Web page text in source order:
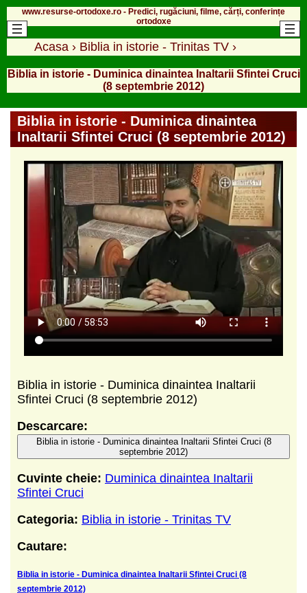
www.resurse-ortodoxe.ro - Predici, rugăciuni, filme, cărți, conferințe
ortodoxe
Acasa › Biblia in istorie - Trinitas TV ›
Biblia in istorie - Duminica dinaintea Inaltarii Sfintei Cruci
(8 septembrie 2012)
Biblia in istorie - Duminica dinaintea
Inaltarii Sfintei Cruci (8 septembrie 2012)
Biblia in istorie - Duminica dinaintea Inaltarii
Sfintei Cruci (8 septembrie 2012)
Descarcare:
Biblia in istorie - Duminica dinaintea Inaltarii Sfintei Cruci (8
septembrie 2012)
Cuvinte cheie: Duminica dinaintea Inaltarii
Sfintei Cruci
Categoria: Biblia in istorie - Trinitas TV
Cautare:
Biblia in istorie - Duminica dinaintea Inaltarii Sfintei Cruci (8
septembrie 2012)